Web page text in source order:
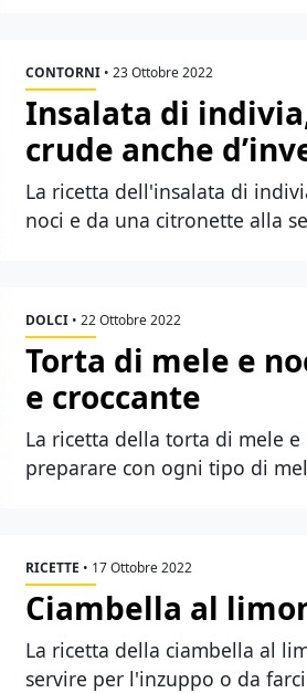
CONTORNI • 23 Ottobre 2022
Insalata di
crude anche
La ricetta dell'insalata di
noci e da una citronette alla
DOLCI • 22 Ottobre 2022
Torta di mele e
e croccante
La ricetta della torta di mele
preparare con ogni tipo di
RICETTE • 17 Ottobre 2022
Ciambella al
La ricetta della ciambella al
servire per l'inzuppo o da